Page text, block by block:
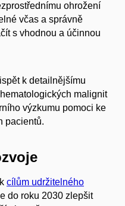
ohrožení
včas a správně
s vhodnou a účinnou
k detailnějšímu
malignit
výzkumu pomoci ke
pacientů.
cílům udržitelného
do roku 2030 zlepšit